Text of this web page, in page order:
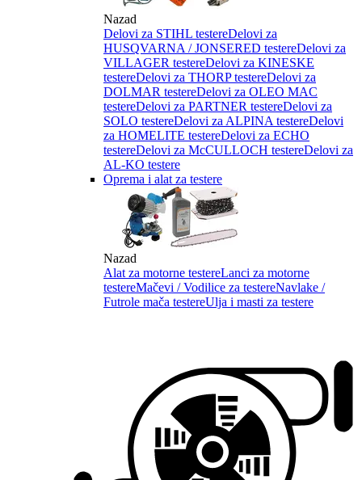
Nazad
Delovi za STIHL testereDelovi za
HUSQVARNA / JONSERED testereDelovi za
VILLAGER testereDelovi za KINESKE
testereDelovi za THORP testereDelovi za
DOLMAR testereDelovi za OLEO MAC
testereDelovi za PARTNER testereDelovi za
SOLO testereDelovi za ALPINA testereDelovi
za HOMELITE testereDelovi za ECHO
testereDelovi za McCULLOCH testereDelovi za
AL-KO testere
Oprema i alat za testere
Nazad
Alat za motorne testereLanci za motorne
testereMačevi / Vodilice za testereNavlake /
Futrole mača testereUlja i masti za testere